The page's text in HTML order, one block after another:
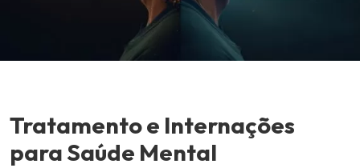
Tratamento e Internações
para Saúde Mental